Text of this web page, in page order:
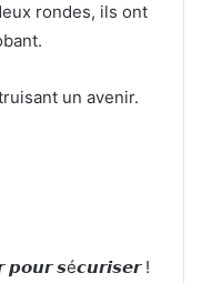
rondes, ils ont
un avenir.
𝙥𝙤𝙪𝙧 𝙨é𝙘𝙪𝙧𝙞𝙨𝙚𝙧 !